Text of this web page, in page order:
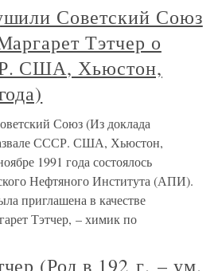
Советский Союз
Тэтчер о
США, Хьюстон,
Союз (Из доклада
СССР. США, Хьюстон,
1991 года состоялось
Нефтяного Института (АПИ).
приглашена в качестве
Тэтчер, – химик по
(Род в 192 г. – ум.